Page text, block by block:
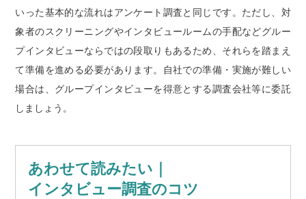
いった基本的な流れはアンケート調査と同じです。ただし、対
象者のスクリーニングやインタビュールームの手配などグルー
プインタビューならではの段取りもあるため、それらを踏まえ
て準備を進める必要があります。自社での準備・実施が難しい
場合は、グループインタビューを得意とする調査会社等に委託
しましょう。
あわせて読みたい｜
インタビュー調査のコツ